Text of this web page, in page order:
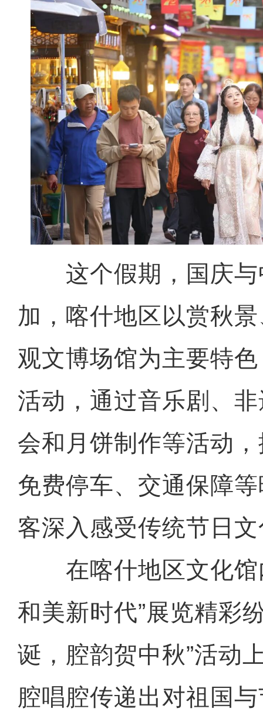
这个假期，国庆与
加，喀什地区以赏秋
观文博场馆为主要特
活动，通过音乐剧、
会和月饼制作等活动
免费停车、交通保障
客深入感受传统节日
在喀什地区文化馆
和美新时代”展览精彩
诞，腔韵贺中秋”活动
腔唱腔传递出对祖国